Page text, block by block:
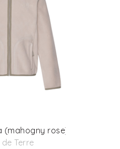
(mahogny rose)
Terre